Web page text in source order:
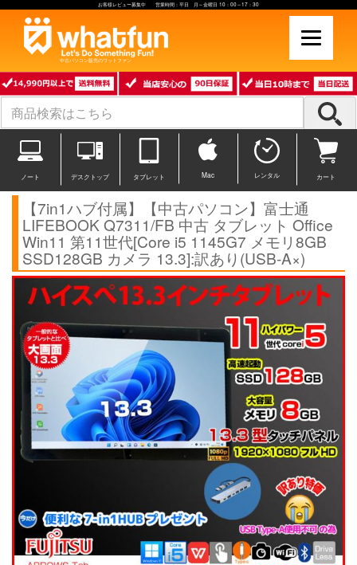
お客様レビュー募集中 営業時間：平日 月～金曜日 10：00～17：30
中古パソコン販売のワットファン
ノート デスクトップ タブレット Mac レンタル カート
【7in1ハブ付属】【中古パソコン】富士通
LIFEBOOK Q7311/FB 中古 タブレット Office
Win11 第11世代[Core i5 1145G7 メモリ8GB
SSD128GB カメラ 13.3]:訳あり(USB-A×)